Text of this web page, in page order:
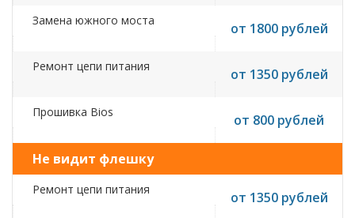
Замена южного моста от 1800 рублей
Ремонт цепи питания от 1350 рублей
Прошивка Bios от 800 рублей
Не видит флешку
Ремонт цепи питания от 1350 рублей